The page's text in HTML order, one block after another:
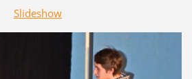
Slideshow